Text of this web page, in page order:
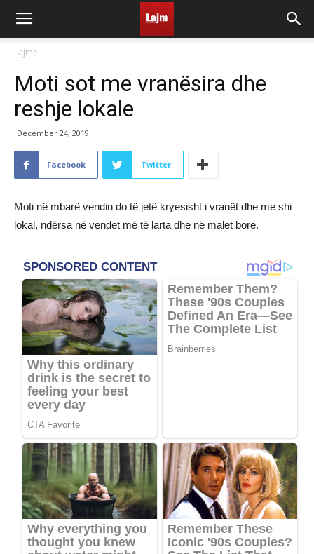
Lajme
Moti sot me vranësira dhe
reshje lokale
December 24, 2019
Facebook Twitter
Moti në mbarë vendin do të jetë kryesisht i vranët dhe me shi
lokal, ndërsa në vendet më të larta dhe në malet borë.